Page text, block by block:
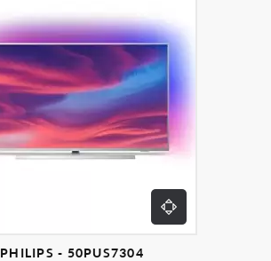
PHILIPS - 50PUS7304